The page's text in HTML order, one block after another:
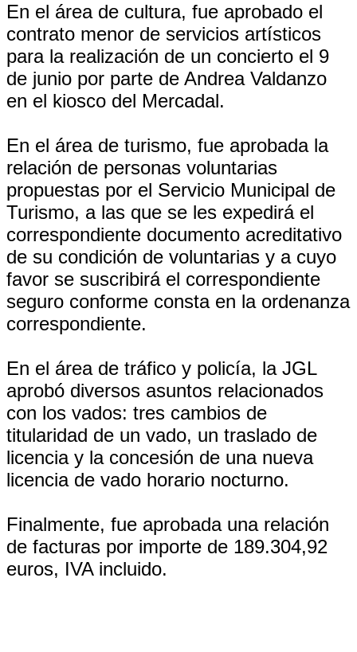
En el área de cultura, fue aprobado el
contrato menor de servicios artísticos
para la realización de un concierto el 9
de junio por parte de Andrea Valdanzo
en el kiosco del Mercadal.
En el área de turismo, fue aprobada la
relación de personas voluntarias
propuestas por el Servicio Municipal de
Turismo, a las que se les expedirá el
correspondiente documento acreditativo
de su condición de voluntarias y a cuyo
favor se suscribirá el correspondiente
seguro conforme consta en la ordenanza
correspondiente.
En el área de tráfico y policía, la JGL
aprobó diversos asuntos relacionados
con los vados: tres cambios de
titularidad de un vado, un traslado de
licencia y la concesión de una nueva
licencia de vado horario nocturno.
Finalmente, fue aprobada una relación
de facturas por importe de 189.304,92
euros, IVA incluido.